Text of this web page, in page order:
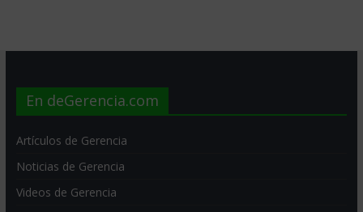
En deGerencia.com
Artículos de Gerencia
Noticias de Gerencia
Videos de Gerencia